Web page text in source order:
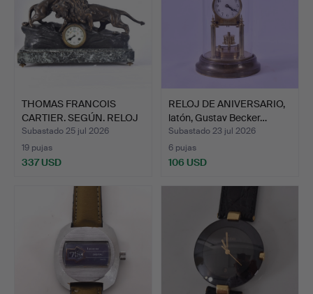
THOMAS FRANCOIS
CARTIER. SEGÚN. RELOJ
DE S…
Subastado 25 jul 2026
19 pujas
337 USD
RELOJ DE ANIVERSARIO,
latón, Gustav Becker…
Subastado 23 jul 2026
6 pujas
106 USD